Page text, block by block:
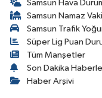
Samsun Hava
Samsun Namaz
Samsun Trafik
Süper Lig Puan
Tüm Manşetler
Son Dakika
Haber Arşivi